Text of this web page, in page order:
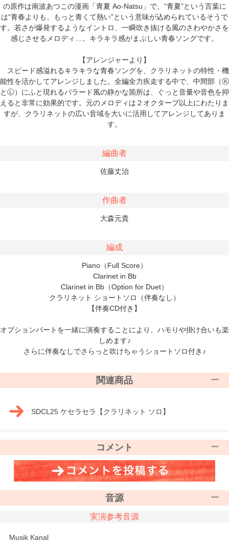
の原作は南波あつこの漫画「青夏 Ao-Natsu」で、“青夏”という言葉に
は“青春よりも、もっと青くて熱い”という意味が込められているそうで
す。若さが爆発するようなイントロ、一瞬吹き抜ける風のさわやかさを
感じさせるメロディ…。キラキラ感がまぶしい青春ソングです。
【アレンジャーより】
スピード感溢れるキラキラな青春ソングを、クラリネットの特性・機
能性を活かしてアレンジしました。全編全力疾走する中で、中間部（Ⓚ
とⓁ）にふと現れるバラード風の静かな箇所は、ぐっと音量や音色を抑
えると非常に効果的です。元のメロディは２オクターブ以上にわたりま
すが、クラリネットの広い音域を大いに活用してアレンジしてありま
す。
編曲者
佐藤丈治
作曲者
大森元貴
編成
Piano（Full Score）
Clarinet in Bb
Clarinet in Bb（Option for Duet）
クラリネット ショートソロ（伴奏なし）
【伴奏CD付き】
オプションパートを一緒に演奏することにより、ハモりや掛け合いも楽
しめます♪
さらに伴奏なしでさらっと吹けちゃうショートソロ付き♪
関連商品
SDCL25 ケセラセラ【クラリネット ソロ】
コメント
音源
実演参考音源
Musik Kanal